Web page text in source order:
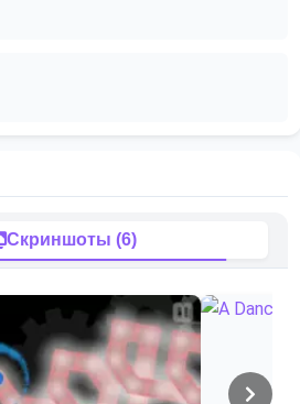
Скриншоты (6)